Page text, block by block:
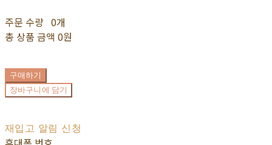
주문 수량 0개
총 상품 금액 0원
구매하기
장바구니에 담기
재입고 알림 신청